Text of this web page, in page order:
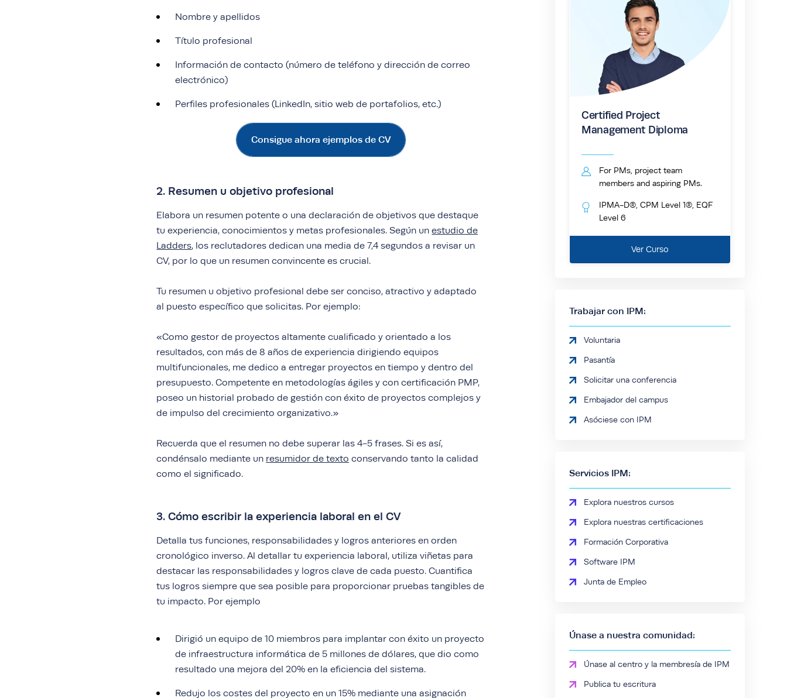
Nombre y apellidos
Título profesional
Información de contacto (número de teléfono y dirección de correo
electrónico)
Perfiles profesionales (LinkedIn, sitio web de portafolios, etc.)
Consigue ahora ejemplos de CV
2. Resumen u objetivo profesional
Elabora un resumen potente o una declaración de objetivos que destaque
tu experiencia, conocimientos y metas profesionales. Según unestudio de
Ladders, los reclutadores dedican una media de 7,4 segundos a revisar un
CV, por lo que un resumen convincente es crucial.
Tu resumen u objetivo profesional debe ser conciso, atractivo y adaptado
al puesto específico que solicitas. Por ejemplo:
«Como gestor de proyectos altamente cualificado y orientado a los
resultados, con más de 8 años de experiencia dirigiendo equipos
multifuncionales, me dedico a entregar proyectos en tiempo y dentro del
presupuesto. Competente en metodologías ágiles y con certificación PMP,
poseo un historial probado de gestión con éxito de proyectos complejos y
de impulso del crecimiento organizativo.»
Recuerda que el resumen no debe superar las 4-5 frases. Si es así,
condénsalo mediante un resumidor de texto conservando tanto la calidad
como el significado.
3. Cómo escribir la experiencia laboral en el CV
Detalla tus funciones, responsabilidades y logros anteriores en orden
cronológico inverso. Al detallar tu experiencia laboral, utiliza viñetas para
destacar las responsabilidades y logros clave de cada puesto. Cuantifica
tus logros siempre que sea posible para proporcionar pruebas tangibles de
tu impacto. Por ejemplo
Dirigió un equipo de 10 miembros para implantar con éxito un proyecto
de infraestructura informática de 5 millones de dólares, que dio como
resultado una mejora del 20% en la eficiencia del sistema.
Redujo los costes del proyecto en un 15% mediante una asignación
Certified Project
Management Diploma
For PMs, project team
members and aspiring PMs.
IPMA-D®, CPM Level 1®, EQF
Level 6
Ver Curso
Trabajar con IPM:
Voluntaria
Pasantía
Solicitar una conferencia
Embajador del campus
Asóciese con IPM
Servicios IPM:
Explora nuestros cursos
Explora nuestras certificaciones
Formación Corporativa
Software IPM
Junta de Empleo
Únase a nuestra comunidad:
Únase al centro y la membresía de IPM
Publica tu escritura